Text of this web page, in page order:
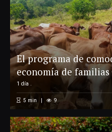
El programa de
economía de familias
1 día .
5 min 9